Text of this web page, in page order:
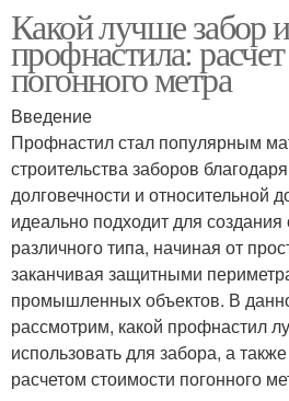
Какой лучше забор
профнастила:
погонного метра
Введение
Профнастил стал популярным
строительства заборов
долговечности и относительной
идеально подходит для
различного типа, начиная от
заканчивая защитными
промышленных объектов. В
рассмотрим, какой профнастил
использовать для забора, а
расчетом стоимости погонного